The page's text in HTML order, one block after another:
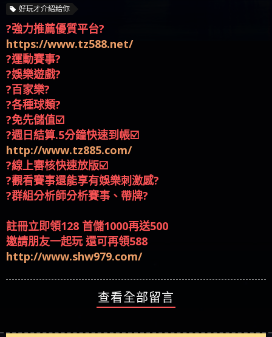
?強力推薦優質平台?
https://www.tz588.net/
?運動賽事?
?娛樂遊戲?
?百家樂?
?各種球類?
?免先儲值☑️
?週日結算.5分鐘快速到帳☑️
http://www.tz885.com/
?線上審核快速放版☑️
?觀看賽事還能享有娛樂刺激感?
?群組分析師分析賽事、帶牌?
註冊立即領128 首儲1000再送500
邀請朋友一起玩 還可再領588
http://www.shw979.com/
查看全部留言